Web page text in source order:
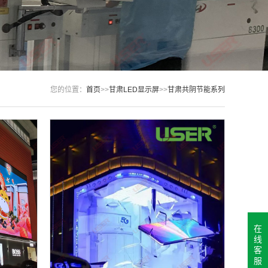
您的位置： 首页>>甘肃LED显示屏>>甘肃共阴节能系列
在
线
客
服